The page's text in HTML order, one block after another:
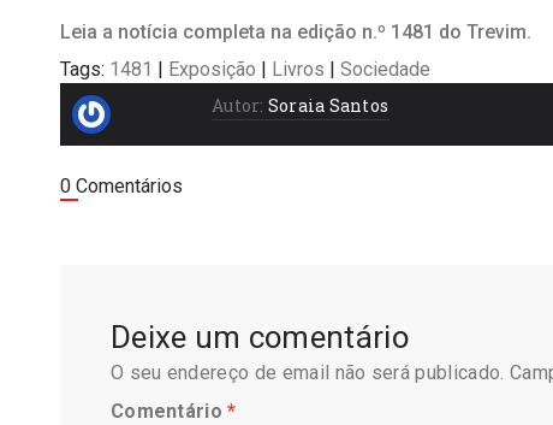
Leia a notícia completa na edição n.º 1481 do Trevim.
Tags: 1481 Exposição Livros
Sociedade
Autor: Soraia Santos
0 Comentários
Deixe um comentário
O seu endereço de email não será publicado.
Comentário*